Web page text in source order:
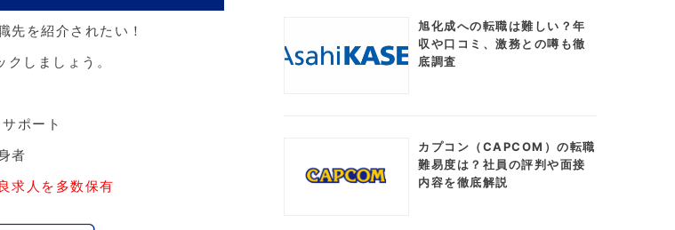
先を紹介されたい！
クしましょう。
ポート
者
求人を多数保有
旭化成への転職は難しい？年
収や口コミ、激務との噂も徹
底調査
カプコン（CAPCOM）の転職
難易度は？社員の評判や面接
内容を徹底解説